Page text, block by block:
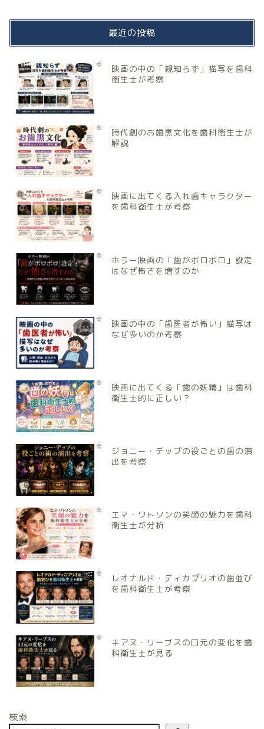
最近の投稿
映画の中の「親知らず」描写を歯科
衛生士が考察
時代劇のお歯黒文化を歯科衛生士が
解説
映画に出てくる入れ歯キャラクター
を歯科衛生士が考察
ホラー映画の「歯がボロボロ」設定
はなぜ怖さを増すのか
映画の中の「歯医者が怖い」描写は
なぜ多いのか考察
映画に出てくる「歯の妖精」は歯科
衛生士的に正しい？
ジョニー・デップの役ごとの歯の演
出を考察
エマ・ワトソンの笑顔の魅力を歯科
衛生士が分析
レオナルド・ディカプリオの歯並び
を歯科衛生士が考察
キアヌ・リーブスの口元の変化を歯
科衛生士が見る
検索